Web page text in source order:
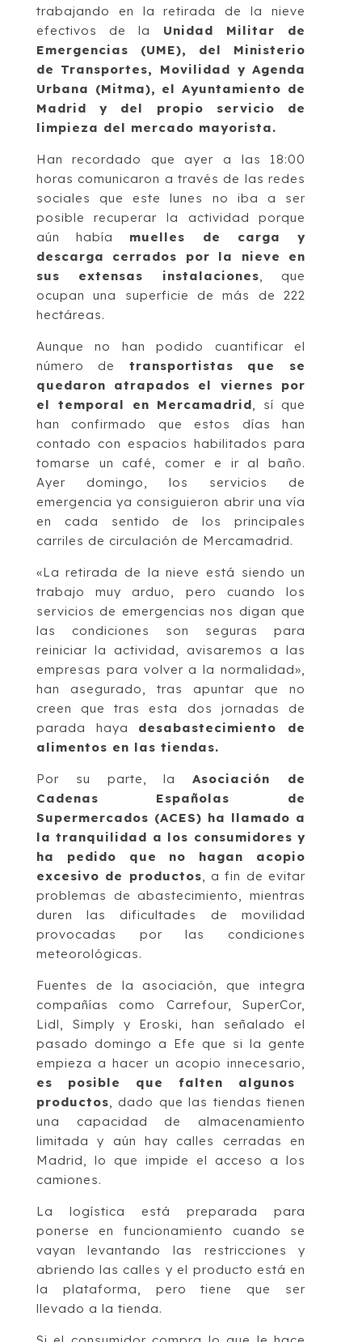
trabajando en la retirada de la nieve
efectivos de la Unidad Militar de
Emergencias (UME), del Ministerio
de Transportes, Movilidad y Agenda
Urbana (Mitma), el Ayuntamiento de
Madrid y del propio servicio de
limpieza del mercado mayorista.
Han recordado que ayer a las 18:00
horas comunicaron a través de las redes
sociales que este lunes no iba a ser
posible recuperar la actividad porque
aún había muelles de carga y
descarga cerrados por la nieve en
sus extensas instalaciones, que
ocupan una superficie de más de 222
hectáreas.
Aunque no han podido cuantificar el
número de transportistas que se
quedaron atrapados el viernes por
el temporal en Mercamadrid, sí que
han confirmado que estos días han
contado con espacios habilitados para
tomarse un café, comer e ir al baño.
Ayer domingo, los servicios de
emergencia ya consiguieron abrir una vía
en cada sentido de los principales
carriles de circulación de Mercamadrid.
«La retirada de la nieve está siendo un
trabajo muy arduo, pero cuando los
servicios de emergencias nos digan que
las condiciones son seguras para
reiniciar la actividad, avisaremos a las
empresas para volver a la normalidad»,
han asegurado, tras apuntar que no
creen que tras esta dos jornadas de
parada haya desabastecimiento de
alimentos en las tiendas.
Por su parte, laAsociación de
Cadenas Españolas de
Supermercados (ACES) ha llamado a
la tranquilidad a los consumidores y
ha pedido que no hagan acopio
excesivo de productos, a fin de evitar
problemas de abastecimiento, mientras
duren las dificultades de movilidad
provocadas por las condiciones
meteorológicas.
Fuentes de la asociación, que integra
compañías como Carrefour, SuperCor,
Lidl, Simply y Eroski, han señalado el
pasado domingo a Efe que si la gente
empieza a hacer un acopio innecesario,
es posible que falten algunos
productos, dado que las tiendas tienen
una capacidad de almacenamiento
limitada y aún hay calles cerradas en
Madrid, lo que impide el acceso a los
camiones.
La logística está preparada para
ponerse en funcionamiento cuando se
vayan levantando las restricciones y
abriendo las calles y el producto está en
la plataforma, pero tiene que ser
llevado a la tienda.